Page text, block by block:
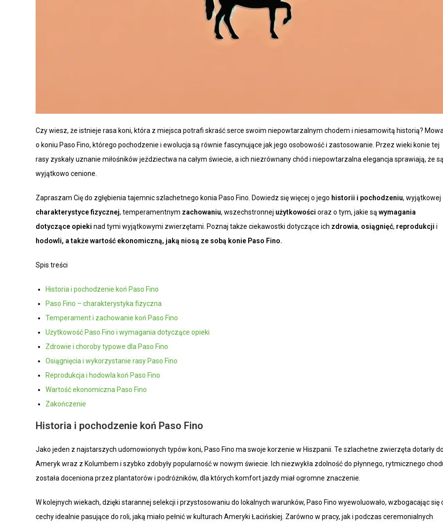
Czy wiesz, że istnieje rasa koni, która z miejsca potrafi skraść serce swoim niepowtarzalnym chodem i niesamowitą historią?
o koniu Paso Fino, którego pochodzenie i ewolucja są równie fascynujące jak jego osobowość i zastosowanie. Przez wieki konie tej
rasy zyskały uznanie miłośników jeździectwa na całym świecie, a ich niezrównany chód i niepowtarzalna elegancja sprawiają, że
wyjątkowo cenione.
Zapraszam Cię do zgłębienia tajemnic szlachetnego konia Paso Fino. Dowiedz się więcej o jego historii i pochodzeniu, wyjątkowej
charakterystyce fizycznej, temperamentnym zachowaniu, wszechstronnej użytkowości oraz o tym, jakie są wymagania
dotyczące opieki nad tymi wyjątkowymi zwierzętami. Poznaj także ciekawostki dotyczące ich zdrowia, osiągnięć, reprodukcji i
hodowli, a takżewartość ekonomiczną, jaką niosą ze sobą konie Paso Fino.
Spis treści
Historia i pochodzenie koń Paso Fino
Paso Fino – charakterystyka fizyczna
Temperament i zachowanie koń Paso Fino
Użytkowość Paso Fino i wymagania dotyczące opieki
Zdrowie i choroby typowe dla Paso Fino
Osiągnięcia i wykorzystanie rasy Paso Fino
Reprodukcja i hodowla koń Paso Fino
Wartość ekonomiczna Paso Fino
Zakończenie
Historia i pochodzenie koń Paso Fino
Jako jeden z najstarszych udomowionych typów koni, Paso Fino ma swoje korzenie w Hiszpanii. Te szlachetne zwierzęta dotarły
Ameryk wraz z Kolumbem i szybko zdobyły popularność w nowym świecie. Ich niezwykła zdolność do płynnego, rytmicznego
została doceniona przez plantatorów i podróżników, dla których komfort jazdy miał ogromne znaczenie.
W kolejnych wiekach, dzięki starannej selekcji i przystosowaniu do lokalnych warunków, Paso Fino wyewoluowało, wzbogacając się
cechy idealnie pasujące do roli, jaką miało pełnić w kulturach Ameryki Łacińskiej. Zarówno w pracy, jak i podczas ceremonialnych